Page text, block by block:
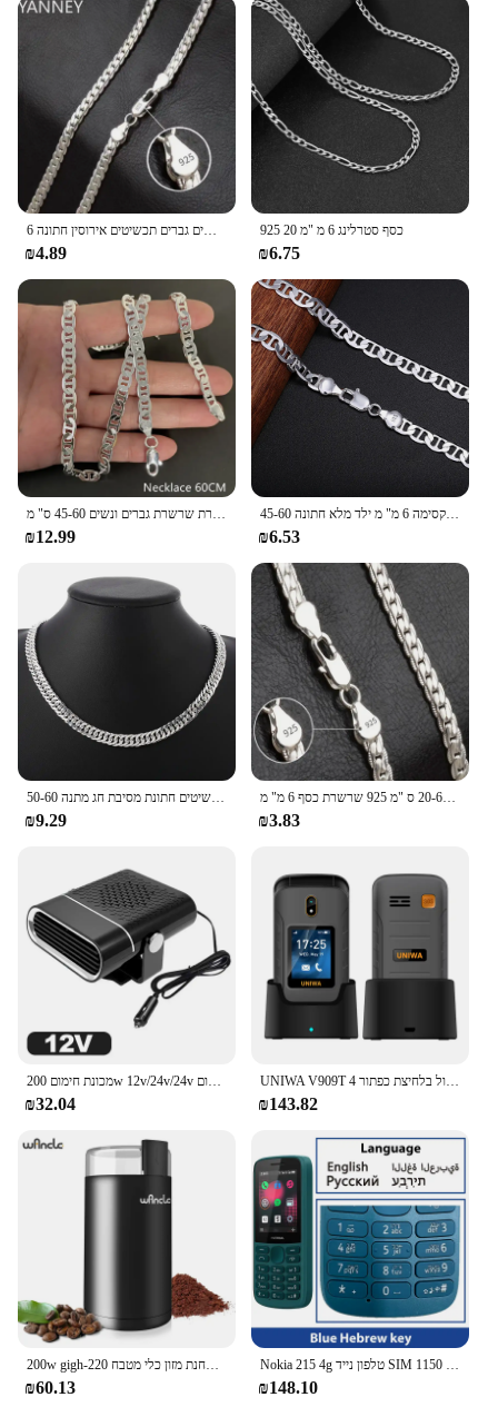
Looking for a thoughtful gift? The 6 מ מ 60 ס מ כסף
jewelry; it's a statement of style and elegance. This
necklace set is perfect for sale as a gift for
birthdays, anniversaries, or as a token of
appreciation. The silver chain's durability ensures
that it will be cherished for years to come, making it
a gift that keeps on giving.
6 מ "מ 20-60 ס" מ 925 עיצוב מותג יוקרה שרשרת אצילית שרשרת אצילית לגברים נשים גברים תכשיטים אירוסין חתונה
₪4.89
925 כסף סטרלינג 6 מ "מ 20
₪6.75
שרשרת כסף סטרלינג 925 שרשרת 6 מ "מ צד בצורת בצורת בצורת בצורת בצורת בצורת בצורת בצורת שרשרת גברים ונשים 45-60 ס" מ
₪12.99
45-60 ס "מ 925 שרשרת כסף סטרלינג יוקרה אצילית אופנה מקסימה 6 מ" מ ילד מלא חתונה
₪6.53
חם בסדר רוחב 6 מ"מ שרשרת 925 כסף סטרלינג שרשראות לנשים גברים קסם תכשיטים חתונת מסיבת חג מתנה 50-60cm
₪9.29
שרשרת כסף בגודל 20-60 ס "מ 925 שרשרת כסף 6 מ" מ
₪3.83
₪32.04
UNIWA V909T גדול בלחיצת כפתור 4G להעיף טלפון מסך כפול 0.3mp מצלמה FM רדיו רוסית עברית מקלדת צדפה הסלולר
₪143.82
₪60.13 ₪148.10